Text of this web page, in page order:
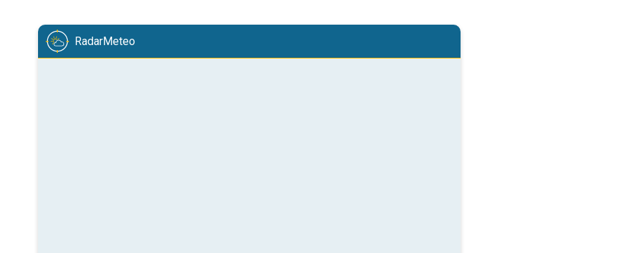
RadarMeteo